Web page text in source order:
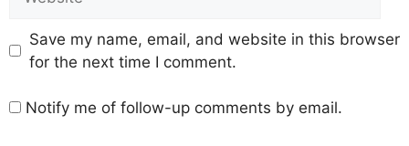
Save my name, email, and website in this browser
for the next time I comment.
Notify me of follow-up comments by email.